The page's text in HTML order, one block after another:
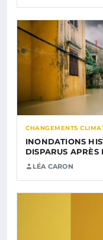
CHANGEMENTS
INONDATIONS
DISPARUS APRÈS
LÉA CARON